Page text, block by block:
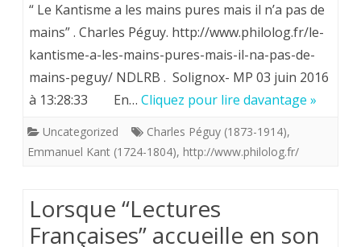
il
de
se
“ Le Kantisme a les mains pures mais il n’a pas de
mains” . Charles Péguy. http://www.philolog.fr/le-
kantisme-a-les-mains-pures-mais-il-na-pas-de-
mains-peguy/ NDLRB . Solignox- MP 03 juin 2016
à 13:28:33 En… Cliquez pour lire davantage »
Uncategorized Charles Péguy (1873-1914),
Emmanuel Kant (1724-1804), http://www.philolog.fr/
Lorsque “Lectures
Françaises” accueille en son